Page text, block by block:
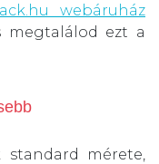
webáruház
megtalálod ezt a
mérete,